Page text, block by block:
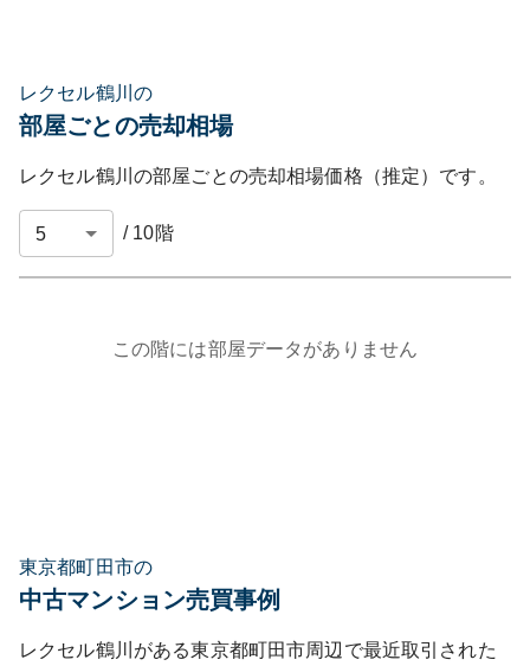
レクセル鶴川の
部屋ごとの売却相場
レクセル鶴川 の部屋ごとの売却相場価格（推定）です。
/ 10階
この階には部屋データがありません
東京都町田市の
中古マンション売買事例
レクセル鶴川 がある東京都町田市周辺で最近取引された